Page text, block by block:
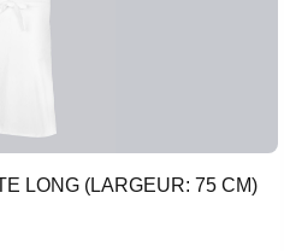
LONG (LARGEUR: 75 CM)